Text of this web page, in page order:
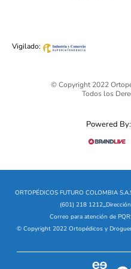
Vigilado:
© Copyright 2022
Todos los
Powered By:
ORTOPÉDICOS FUTURO COLOMBIA
(601) 218 1212_
Correo para atención de
© Copyright 2022 Ortopédicos y